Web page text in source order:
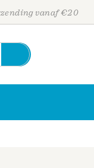
vanaf €20
Personen